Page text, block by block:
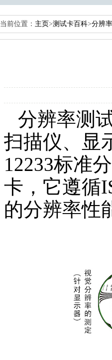
动态范围测试卡
肤色卡
FOV视场角测试卡
当前位置： 主页>测试卡百科>分辨
分辨率测
扫描仪、显
12233标准
卡，它遵循
的分辨率性